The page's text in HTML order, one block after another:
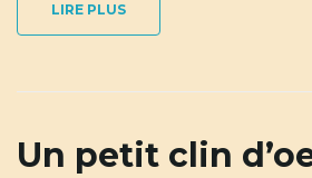
LIRE PLUS
Un petit clin